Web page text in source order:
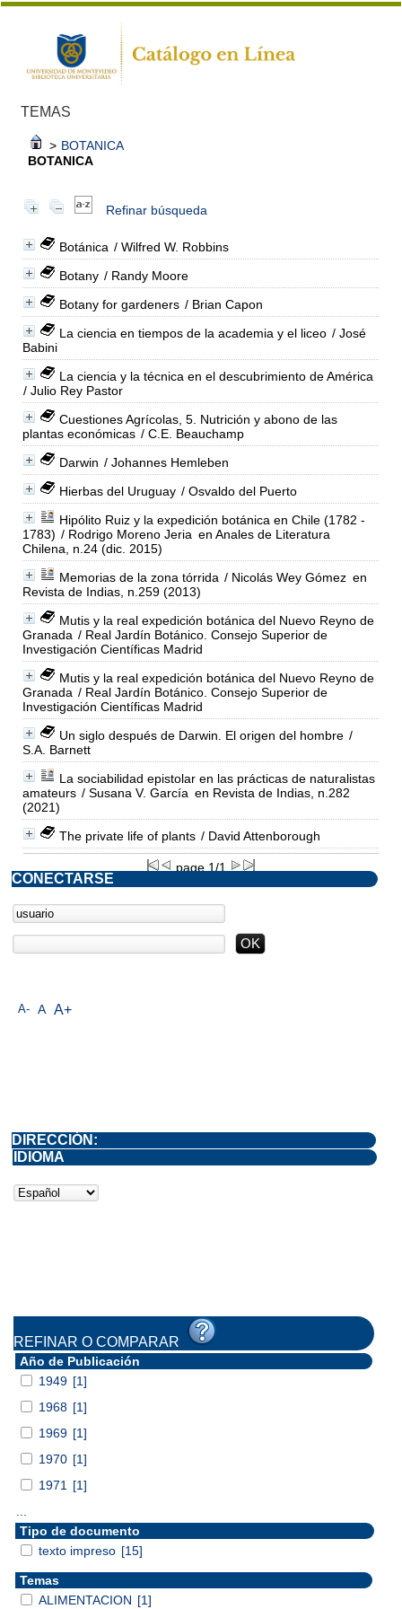
TEMAS
> BOTANICA
BOTANICA
Refinar búsqueda
Botánica / Wilfred W. Robbins
Botany / Randy Moore
Botany for gardeners / Brian Capon
La ciencia en tiempos de la academia y el liceo / José
Babini
La ciencia y la técnica en el descubrimiento de América
/ Julio Rey Pastor
Cuestiones Agrícolas, 5. Nutrición y abono de las
plantas económicas / C.E. Beauchamp
Darwin / Johannes Hemleben
Hierbas del Uruguay / Osvaldo del Puerto
Hipólito Ruiz y la expedición botánica en Chile (1782 -
1783) / Rodrigo Moreno Jeria en Anales de Literatura
Chilena, n.24 (dic. 2015)
Memorias de la zona tórrida / Nicolás Wey Gómez en
Revista de Indias, n.259 (2013)
Mutis y la real expedición botánica del Nuevo Reyno de
Granada / Real Jardín Botánico. Consejo Superior de
Investigación Científicas Madrid
Mutis y la real expedición botánica del Nuevo Reyno de
Granada / Real Jardín Botánico. Consejo Superior de
Investigación Científicas Madrid
Un siglo después de Darwin. El origen del hombre /
S.A. Barnett
La sociabilidad epistolar en las prácticas de naturalistas
amateurs / Susana V. García en Revista de Indias, n.282
(2021)
The private life of plants / David Attenborough
page 1/1
A- A A+
CONECTARSE
DIRECCIÓN:
IDIOMA
REFINAR O COMPARAR
Año de Publicación
1949 [1]
1968 [1]
1969 [1]
1970 [1]
1971
[1]
Tipo de documento
texto impreso [15]
Temas
ALIMENTACION [1]